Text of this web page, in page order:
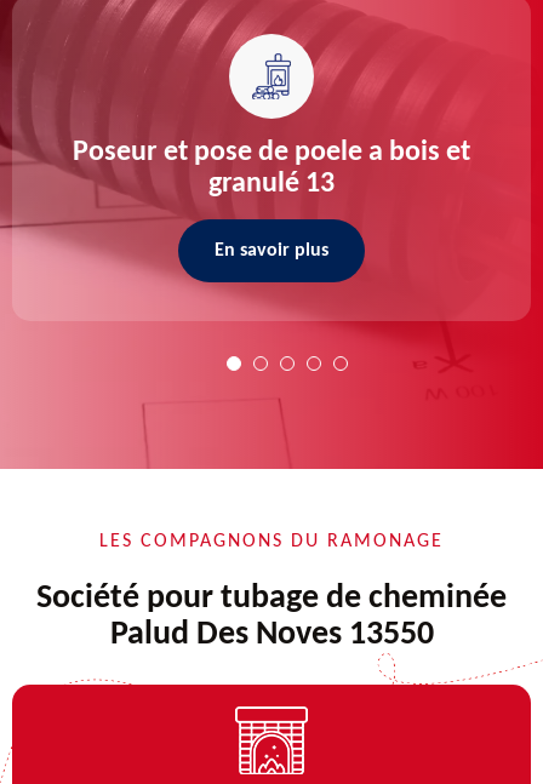
Poseur et pose de poele a bois et
granulé 13
En savoir plus
LES COMPAGNONS DU RAMONAGE
Société pour tubage de cheminée
Palud Des Noves 13550